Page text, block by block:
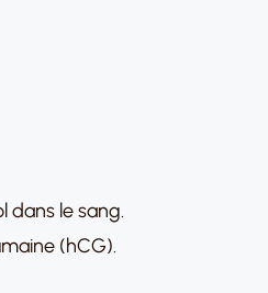
dans le sang.
(hCG).